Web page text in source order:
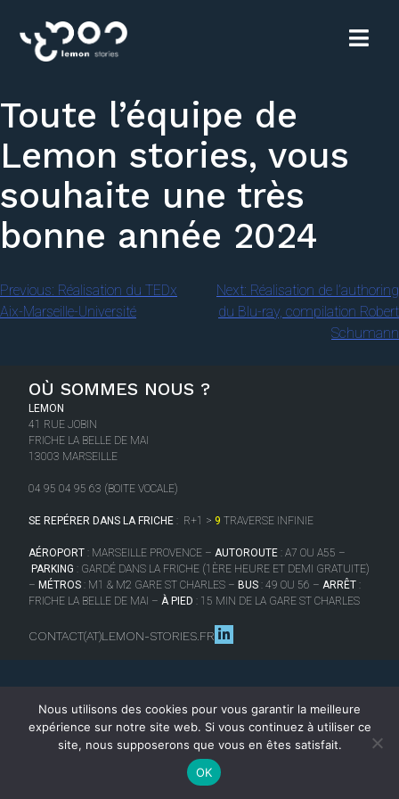
Toute l’équipe de
Lemon stories, vous
souhaite une très
bonne année 2024
Previous: Réalisation du TEDx
Aix-Marseille-Université
Next: Réalisation de l’authoring
du Blu-ray, compilation Robert
Schumann
OÙ SOMMES NOUS ?
LEMON
41 RUE JOBIN
FRICHE LA BELLE DE MAI
13003 MARSEILLE
04 95 04 95 63 (BOITE VOCALE)
SE REPÉRER DANS LA FRICHE : R+1 > 9 TRAVERSE INFINIE
AÉROPORT : MARSEILLE PROVENCE –AUTOROUTE : A7 OU A55 –
PARKING : GARDÉ DANS LA FRICHE (1ÈRE HEURE ET DEMI GRATUITE)
–MÉTROS : M1 & M2 GARE ST CHARLES –BUS : 49 OU 56 –ARRÊT :
FRICHE LA BELLE DE MAI – À PIED : 15 MIN DE LA GARE ST CHARLES
CONTACT(AT)LEMON-STORIES.FR
Nous utilisons des cookies pour vous garantir la meilleure
expérience sur notre site web. Si vous continuez à utiliser ce
site, nous supposerons que vous en êtes satisfait.
OK